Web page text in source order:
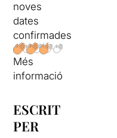
noves
dates
confirmades
Més
informació
ESCRIT
PER